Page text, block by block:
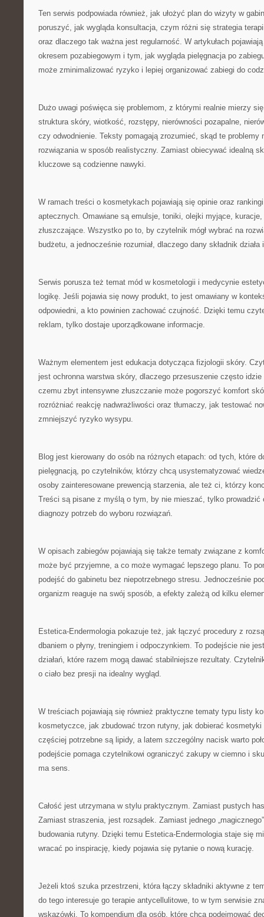
Ten serwis podpowiada również, jak ułożyć plan do wizyty w
poruszyć, jak wygląda konsultacja, czym różni się strategia
oraz dlaczego tak ważna jest regularność. W artykułach
okresem pozabiegowym i tym, jak wygląda pielęgnacja po
może zminimalizować ryzyko i lepiej organizować zabiegi do
Dużo uwagi poświęca się problemom, z którymi realnie mierzy
struktura skóry, wiotkość, rozstępy, nierówności pozapalne,
czy odwodnienie. Teksty pomagają zrozumieć, skąd te problemy
rozwiązania w sposób realistyczny. Zamiast obiecywać idealną
kluczowe są codzienne nawyki.
W ramach treści o kosmetykach pojawiają się opinie oraz
aptecznych. Omawiane są emulsje, toniki, olejki myjące, kuracje,
złuszczające. Wszystko po to, by czytelnik mógł wybrać na
budżetu, a jednocześnie rozumiał, dlaczego dany składnik działa
Serwis porusza też temat mód w kosmetologii i medycynie
logikę. Jeśli pojawia się nowy produkt, to jest omawiany w
odpowiedni, a kto powinien zachować czujność. Dzięki temu
reklam, tylko dostaje uporządkowane informacje.
Ważnym elementem jest edukacja dotycząca fizjologii skóry.
jest ochronna warstwa skóry, dlaczego przesuszenie często
czemu zbyt intensywne złuszczanie może pogorszyć komfort
rozróżniać reakcję nadwrażliwości oraz tłumaczy, jak testować
zmniejszyć ryzyko wysypu.
Blog jest kierowany do osób na różnych etapach: od tych, które
pielęgnacją, po czytelników, którzy chcą usystematyzować
osoby zainteresowane prewencją starzenia, ale też ci, którzy
Treści są pisane z myślą o tym, by nie mieszać, tylko prowadzić
diagnozy potrzeb do wyboru rozwiązań.
W opisach zabiegów pojawiają się także tematy związane z
może być przyjemne, a co może wymagać lepszego planu. To
podejść do gabinetu bez niepotrzebnego stresu. Jednocześnie
organizm reaguje na swój sposób, a efekty zależą od kilku
Estetica-Endermologia pokazuje też, jak łączyć procedury z
dbaniem o płyny, treningiem i odpoczynkiem. To podejście nie
działań, które razem mogą dawać stabilniejsze rezultaty.
o ciało bez presji na idealny wygląd.
W treściach pojawiają się również praktyczne tematy typu listy
kosmetyczce, jak zbudować trzon rutyny, jak dobierać
częściej potrzebne są lipidy, a latem szczególny nacisk warto
podejście pomaga czytelnikowi ograniczyć zakupy w ciemno i
ma sens.
Całość jest utrzymana w stylu praktycznym. Zamiast pustych
Zamiast straszenia, jest rozsądek. Zamiast jednego
budowania rutyny. Dzięki temu Estetica-Endermologia staje się
wracać po inspirację, kiedy pojawia się pytanie o nową kurację.
Jeżeli ktoś szuka przestrzeni, która łączy składniki aktywne z
do tego interesuje go terapie antycellulitowe, to w tym serwisie
wskazówki. To kompendium dla osób, które chcą podejmować